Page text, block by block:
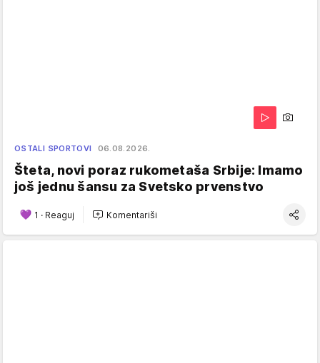
OSTALI SPORTOVI 06.08.2026.
Šteta, novi poraz rukometaša Srbije: Imamo
još jednu šansu za Svetsko prvenstvo
1 · Reaguj Komentariši